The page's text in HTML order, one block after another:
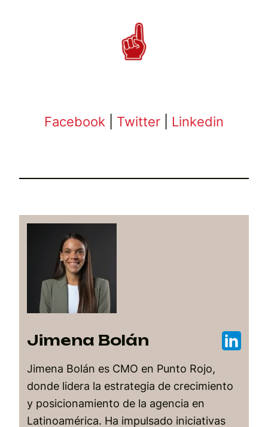
Facebook Twitter Linkedin
Jimena Bolán
Jimena Bolán es CMO en Punto Rojo,
donde lidera la estrategia de crecimiento
y posicionamiento de la agencia en
Latinoamérica. Ha impulsado iniciativas